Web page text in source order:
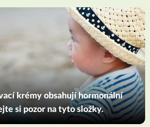
krémy obsahují hormonální
si pozor na tyto složky.